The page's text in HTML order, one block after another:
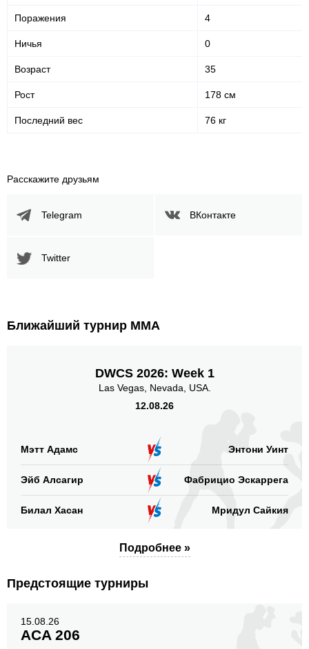
Поражения 4
Ничья 0
Возраст 35
Рост 178 см
Последний вес 76 кг
Расскажите друзьям
Telegram ВКонтакте
Twitter
Ближайший турнир ММА
DWCS 2026: Week 1
Las Vegas, Nevada, USA.
12.08.26
Мэтт Адамс Энтони Уинт
Эйб Алсагир Фабрицио Эскаррега
Билал Хасан Мридул Сайкия
Подробнее »
Предстоящие турниры
15.08.26
ACA 206